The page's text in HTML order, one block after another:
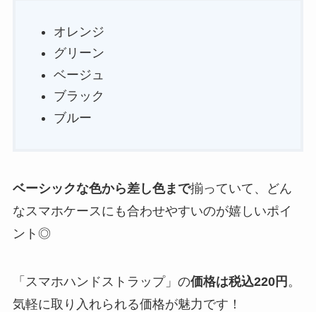
オレンジ
グリーン
ベージュ
ブラック
ブルー
ベーシックな色から差し色まで揃っていて、どん
なスマホケースにも合わせやすいのが嬉しいポイ
ント◎
「スマホハンドストラップ」の価格は税込220円 。
気軽に取り入れられる価格が魅力です！